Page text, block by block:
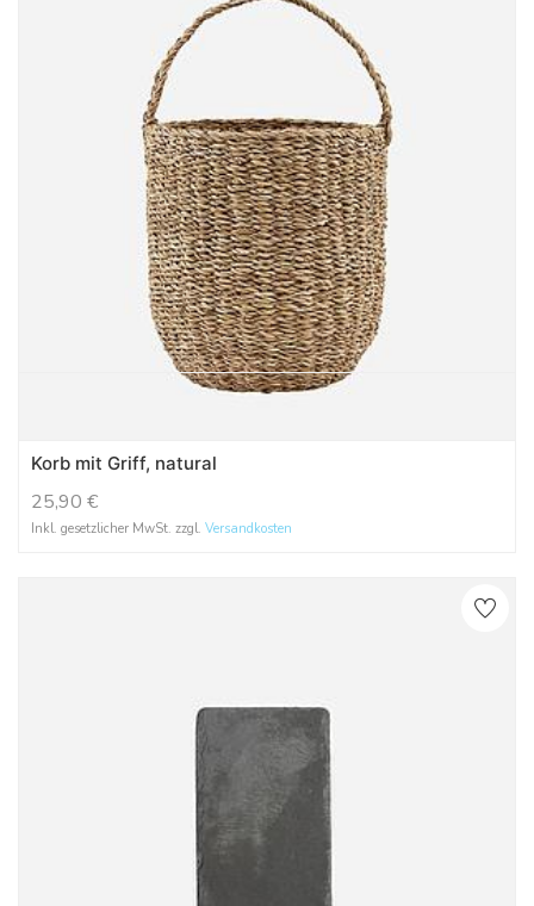
Korb mit Griff, natural
25,90 €
Inkl. gesetzlicher MwSt. zzgl. Versandkosten